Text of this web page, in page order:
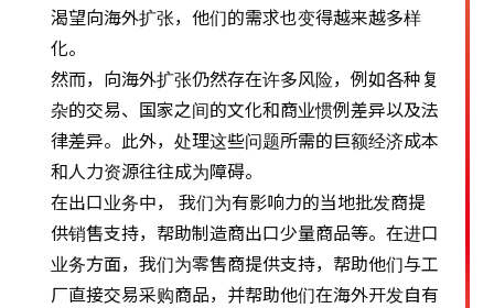
渴望向海外扩张，他们的需求也变得越来越多样
化。
然而，向海外扩张仍然存在许多风险，例如各种复
杂的交易、国家之间的文化和商业惯例差异以及法
律差异。此外，处理这些问题所需的巨额经济成本
和人力资源往往成为障碍。
在出口业务中， 我们为有影响力的当地批发商提
供销售支持，帮助制造商出口少量商品等。在进口
业务方面，我们为零售商提供支持，帮助他们与工
厂直接交易采购商品，并帮助他们在海外开发自有